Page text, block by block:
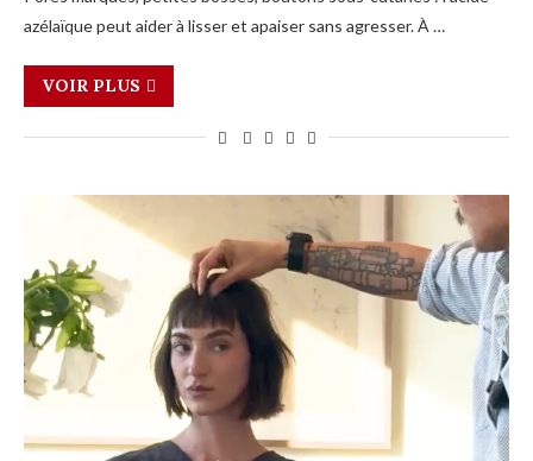
azélaïque peut aider à lisser et apaiser sans agresser. À …
VOIR PLUS